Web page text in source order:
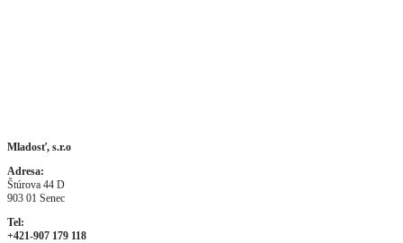
Mladosť, s.r.o
Adresa:
Štúrova 44 D
903 01 Senec
Tel:
+421-907 179 118